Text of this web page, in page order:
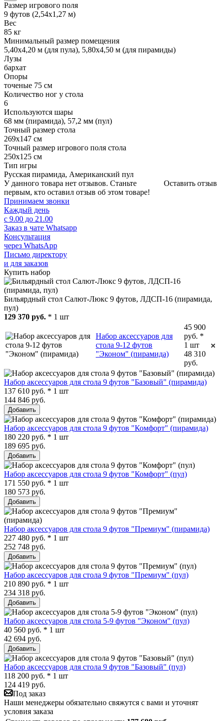
Размер игрового поля
9 футов (2,54х1,27 м)
Вес
85 кг
Минимальный размер помещения
5,40х4,20 м (для пула), 5,80х4,50 м (для пирамиды)
Лузы
бархат
Опоры
точеные 75 см
Количество ног у стола
6
Используются шары
68 мм (пирамида), 57,2 мм (пул)
Точный размер стола
269х147 см
Точный размер игрового поля стола
250х125 см
Тип игры
Русская пирамида, Американский пул
Оставить отзыв
У данного товара нет отзывов. Станьте
первым, кто оставил отзыв об этом товаре!
Принимаем звонки
Каждый день
с 9.00 до 21.00
Заказ в чате Whatsapp
Консультация
через WhatsApp
Письмо директору
и для заказов
Купить набор
Бильярдный стол Салют-Люкс 9 футов, ЛДСП-16 (пирамида,
пул)
129 370 руб. * 1 шт
Набор аксессуаров для
стола 9-12 футов
"Эконом" (пирамида)
45 900
руб. *
1 шт
48 310
руб.
Набор аксессуаров для стола 9 футов "Базовый" (пирамида)
137 610 руб. * 1 шт
144 846 руб.
Добавить
Набор аксессуаров для стола 9 футов "Комфорт" (пирамида)
180 220 руб. * 1 шт
189 695 руб.
Добавить
Набор аксессуаров для стола 9 футов "Комфорт" (пул)
171 550 руб. * 1 шт
180 573 руб.
Добавить
Набор аксессуаров для стола 9 футов "Премиум" (пирамида)
227 480 руб. * 1 шт
252 748 руб.
Добавить
Набор аксессуаров для стола 9 футов "Премиум" (пул)
210 890 руб. * 1 шт
234 318 руб.
Добавить
Набор аксессуаров для стола 5-9 футов "Эконом" (пул)
40 560 руб. * 1 шт
42 694 руб.
Добавить
Набор аксессуаров для стола 9 футов "Базовый" (пул)
118 200 руб. * 1 шт
124 419 руб.
Под заказ
Наши менеджеры обязательно свяжутся с вами и уточнят
условия заказа